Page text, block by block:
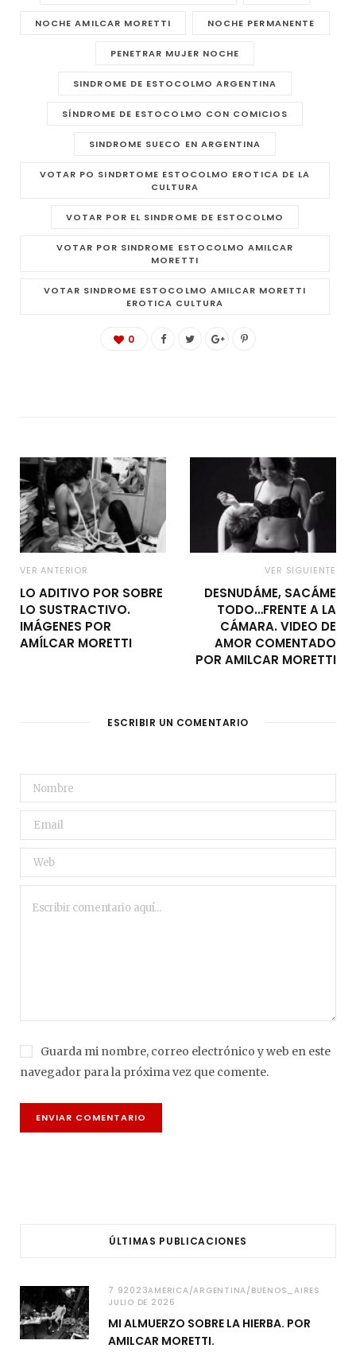
NOCHE AMILCAR MORETTI NOCHE PERMANENTE
PENETRAR MUJER NOCHE
SINDROME DE ESTOCOLMO ARGENTINA
SÍNDROME DE ESTOCOLMO CON COMICIOS
SINDROME SUECO EN ARGENTINA
VOTAR PO SINDRTOME ESTOCOLMO EROTICA DE LA
CULTURA
VOTAR POR EL SINDROME DE ESTOCOLMO
VOTAR POR SINDROME ESTOCOLMO AMILCAR
MORETTI
VOTAR SINDROME ESTOCOLMO AMILCAR MORETTI
EROTICA CULTURA
0
VER ANTERIOR
LO ADITIVO POR SOBRE
LO SUSTRACTIVO.
IMÁGENES POR
AMÍLCAR MORETTI
VER SIGUIENTE
DESNUDÁME, SACÁME
TODO…FRENTE A LA
CÁMARA. VIDEO DE
AMOR COMENTADO
POR AMILCAR MORETTI
ESCRIBIR UN COMENTARIO
Guarda mi nombre, correo electrónico y web en este
navegador para la próxima vez que comente.
ÚLTIMAS PUBLICACIONES
7 92023AMERICA/ARGENTINA/BUENOS_AIRES
JULIO DE 2026
MI ALMUERZO SOBRE LA HIERBA. POR
AMILCAR MORETTI.